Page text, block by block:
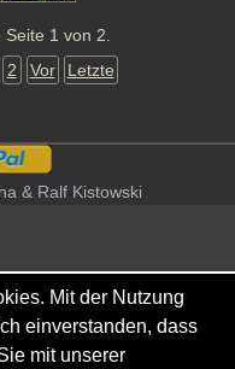
1 von 2.
2 Vor Letzte
& Ralf Kistowski
Mit der Nutzung
einverstanden, dass
mit unserer